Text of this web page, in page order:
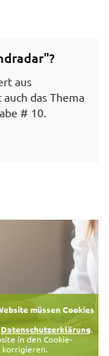
aus
das Thema
# 10.
müssen Cookies
Datenschutzerklärung.
in den Cookie-
korrigieren.